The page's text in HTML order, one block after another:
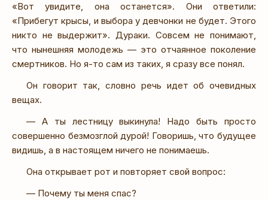
«Вот увидите, она останется». Они ответили:
«Прибегут крысы, и выбора у девчонки не будет. Этого
никто не выдержит». Дураки. Совсем не понимают,
что нынешняя молодежь — это отчаянное поколение
смертников. Но я-то сам из таких, я сразу все понял.
Он говорит так, словно речь идет об очевидных
вещах.
— А ты лестницу выкинула! Надо быть просто
совершенно безмозглой дурой! Говоришь, что будущее
видишь, а в настоящем ничего не понимаешь.
Она открывает рот и повторяет свой вопрос:
— Почему ты меня спас?